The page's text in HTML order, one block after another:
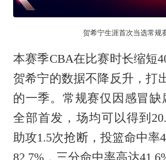
贺希宁生涯首次当选常规
本赛季CBA在比赛时长缩短
贺希宁的数据不降反升，打
的一季。常规赛仅因感冒缺
全部首发，场均可以得到
助攻1.5次抢断，投篮命中率
82.7%，三分命中率高达